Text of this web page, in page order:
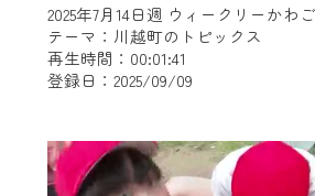
2025年7月14日週 ウィークリーかわ
テーマ：川越町のトピックス
再生時間：00:01:41
登録日：2025/09/09